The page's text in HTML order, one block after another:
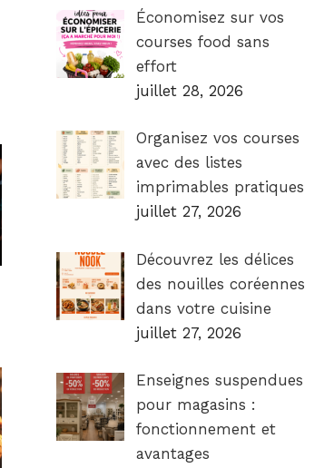
Économisez sur vos
courses food sans
effort
juillet 28, 2026
Organisez vos courses
avec des listes
imprimables pratiques
juillet 27, 2026
Découvrez les délices
des nouilles coréennes
dans votre cuisine
juillet 27, 2026
Enseignes suspendues
pour magasins :
fonctionnement et
avantages